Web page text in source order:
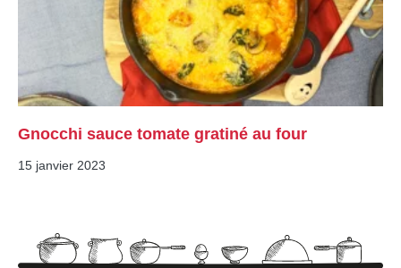
Gnocchi sauce tomate gratiné au four
15 janvier 2023